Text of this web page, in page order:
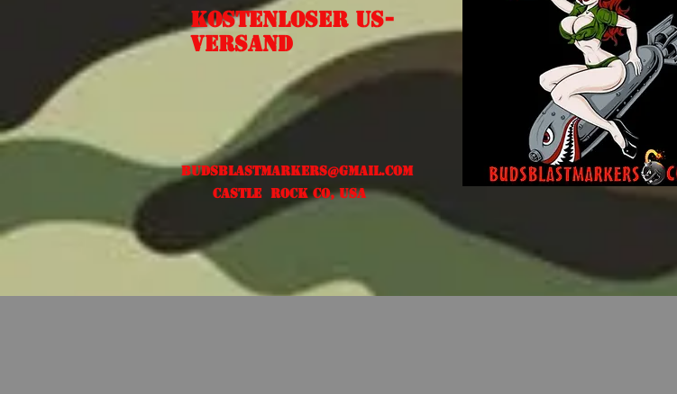
Budsblastmarkers@gmail.com
Castle Rock CO, USA
Kostenloser US-
Versand